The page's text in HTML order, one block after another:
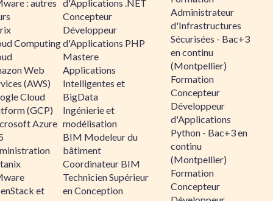
: autres
Computing
Web
(AWS)
Cloud
(GCP)
Azure
et
d'Applications .NET
Concepteur
Développeur
d'Applications PHP
Mastere
Applications
Intelligentes et
BigData
Ingénierie et
modélisation
BIM Modeleur du
bâtiment
Coordinateur BIM
Technicien Supérieur
en Conception
Administrateur
d'Infrastructures
Sécurisées - Bac+3
en continu
(Montpellier)
Formation
Concepteur
Développeur
d'Applications
Python - Bac+3 en
continu
(Montpellier)
Formation
Concepteur